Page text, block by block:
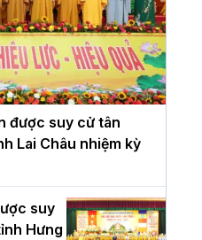
được suy cử tân
Lai Châu nhiệm kỳ
suy
Hưng